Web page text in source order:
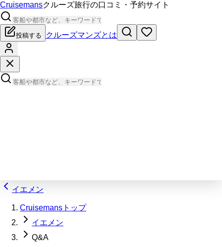
Cruisemansクルーズ旅行の口コミ・予約サイト
投稿する クルーズマンズとは
イエメン
Cruisemansトップ
イエメン
Q&A